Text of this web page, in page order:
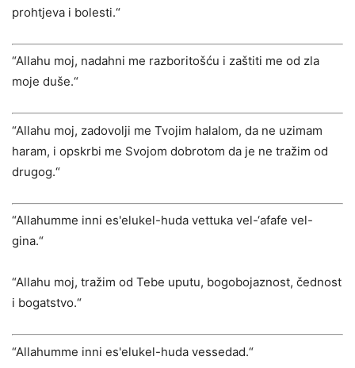
prohtjeva i bolesti.“
“Allahu moj, nadahni me razboritošću i zaštiti me od zla
moje duše.“
“Allahu moj, zadovolji me Tvojim halalom, da ne uzimam
haram, i opskrbi me Svojom dobrotom da je ne tražim od
drugog.“
“Allahumme inni es'elukel-huda vettuka vel-‘afafe vel-
gina.“
“Allahu moj, tražim od Tebe uputu, bogobojaznost, čednost
i bogatstvo.“
“Allahumme inni es'elukel-huda vessedad.“